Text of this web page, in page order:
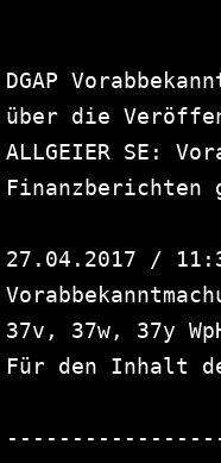
DGAP
über die
ALLGEIER SE:
Finanzberichten
27.04.2017 /
37v, 37w, 37y
Für den Inhalt